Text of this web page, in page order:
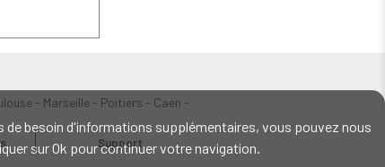
besoin d'informations supplémentaires, vous pouvez nous
sur Ok pour continuer votre navigation.
- Marseille - Poitiers - Caen -
Support